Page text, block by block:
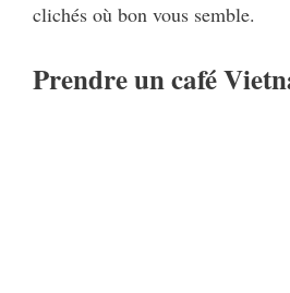
clichés où bon vous semble.
Prendre un café